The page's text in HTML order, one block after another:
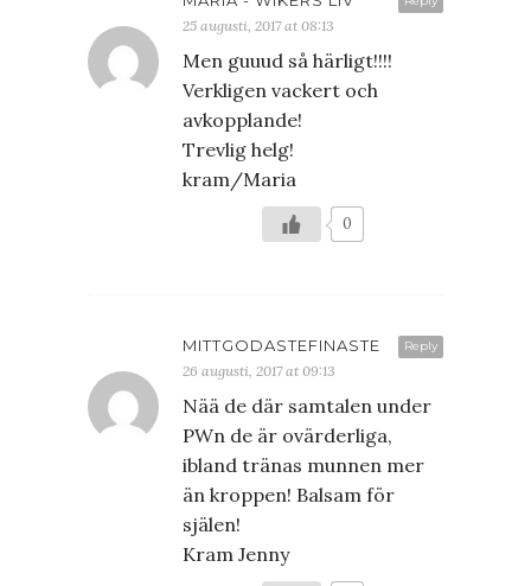
25 augusti, 2017 at 08:13
Men guuud så härligt!!!!
Verkligen vackert och
avkopplande!
Trevlig helg!
kram/Maria
0
Reply
MITTGODASTEFINASTE
26 augusti, 2017 at 09:13
Nää de där samtalen under
PWn de är ovärderliga,
ibland tränas munnen mer
än kroppen! Balsam för
själen!
Kram Jenny